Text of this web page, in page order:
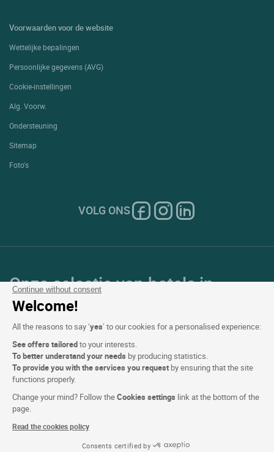
Continue without consent
Welcome!
All the reasons to say ‘yes’ to our cookies for a personalised experience:
See offers tailoredto your interests.
To better understand your needs by producing statistics.
To provide you with the services you request by ensuring that the site
functions properly.
Change your mind? Follow theCookies settings link at the bottom of the
page.
Read the cookies policy
Consents certified by
Voorwaarden voor de website
Wettelijke bepalingen
Persoonlijke gegevens (AVG)
Cookie-instellingen
Alg. Voorw.
Ondersteuning
Sitemap
Foto's
VOLG ONS
Onze selectie van hotels in
Frankrijk en Europa
Top Landen
Topregio's
Top Steden
Top Hotels